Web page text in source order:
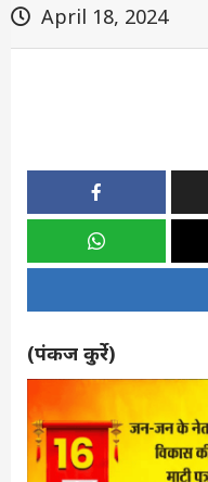
April 18, 2024
(पंकज कुर्रे)